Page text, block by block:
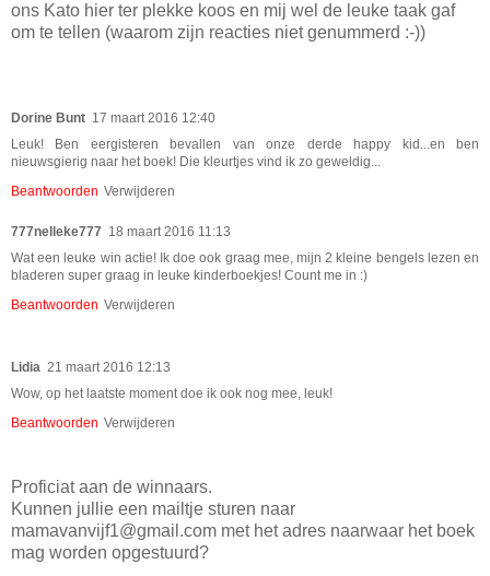
ons Kato hier ter plekke koos en mij wel de leuke taak gaf
om te tellen (waarom zijn reacties niet genummerd :-))
Dorine Bunt 17 maart 2016 12:40
Leuk! Ben eergisteren bevallen van onze derde happy kid...en ben
nieuwsgierig naar het boek! Die kleurtjes vind ik zo geweldig...
Beantwoorden Verwijderen
777nelleke777 18 maart 2016 11:13
Wat een leuke win actie! Ik doe ook graag mee, mijn 2 kleine bengels lezen en
bladeren super graag in leuke kinderboekjes! Count me in :)
Beantwoorden Verwijderen
Lidia 21 maart 2016 12:13
Wow, op het laatste moment doe ik ook nog mee, leuk!
Beantwoorden Verwijderen
Proficiat aan de winnaars.
Kunnen jullie een mailtje sturen naar
mamavanvijf1@gmail.com met het adres naarwaar het boek
mag worden opgestuurd?